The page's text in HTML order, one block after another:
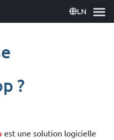
LN
?
est une solution logicielle